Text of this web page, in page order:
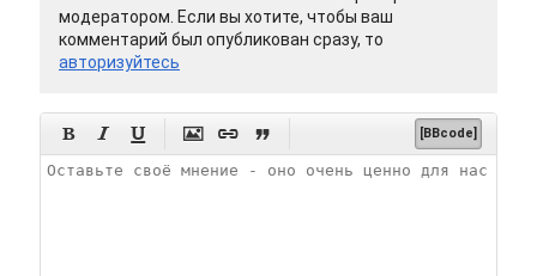
модератором. Если вы хотите, чтобы ваш
комментарий был опубликован сразу, то
авторизуйтесь
      [BBcode]